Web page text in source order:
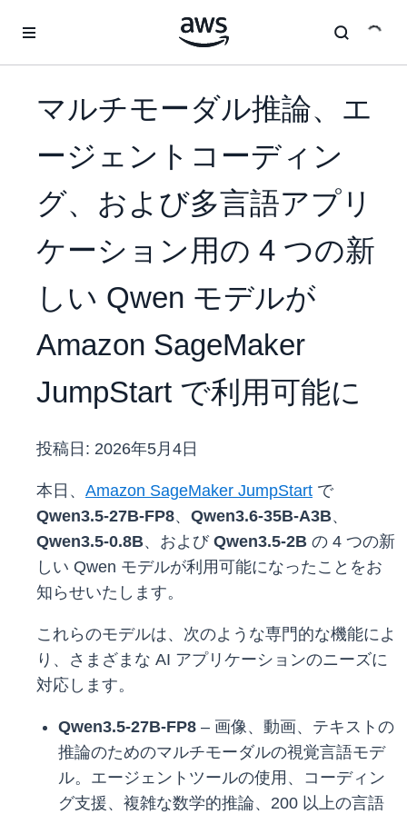
マルチモーダル推論、エ
ージェントコーディン
グ、および多言語アプリ
ケーション用の 4 つの新
しい Qwen モデルが
Amazon SageMaker
JumpStart で利用可能に
投稿日: 2026年5月4日
本日、 Amazon SageMaker JumpStart で
Qwen3.5-27B-FP8、 Qwen3.6-35B-A3B、
Qwen3.5-0.8B、および Qwen3.5-2B の 4 つの新
しい Qwen モデルが利用可能になったことをお
知らせいたします。
これらのモデルは、次のような専門的な機能によ
り、さまざまな AI アプリケーションのニーズに
対応します。
Qwen3.5-27B-FP8 – 画像、動画、テキストの
推論のためのマルチモーダルの視覚言語モデ
ル。エージェントツールの使用、コーディン
グ支援、複雑な数学的推論、200 以上の言語